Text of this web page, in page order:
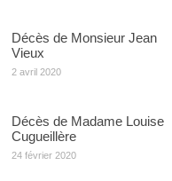
Décès de Monsieur Jean
Vieux
2 avril 2020
Décès de Madame Louise
Cugueillère
24 février 2020